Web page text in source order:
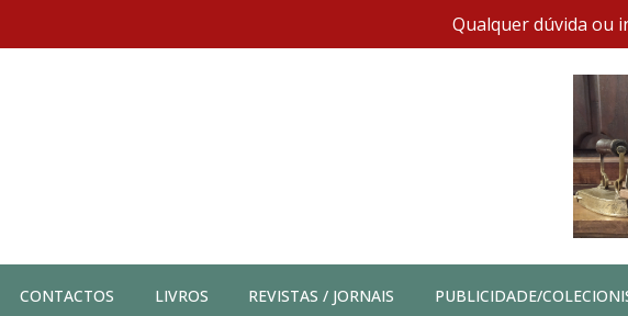
Qualquer dúvida ou
CONTACTOS LIVROS REVISTAS / JORNAIS PUBLICIDADE/